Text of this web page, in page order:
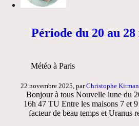
Période du 20 au
Météo à Paris
22 novembre 2025, parChristophe Kirman
Bonjour à tous Nouvelle lune du
16h 47 TU Entre les maisons 7 et
facteur de beau temps et Uranus